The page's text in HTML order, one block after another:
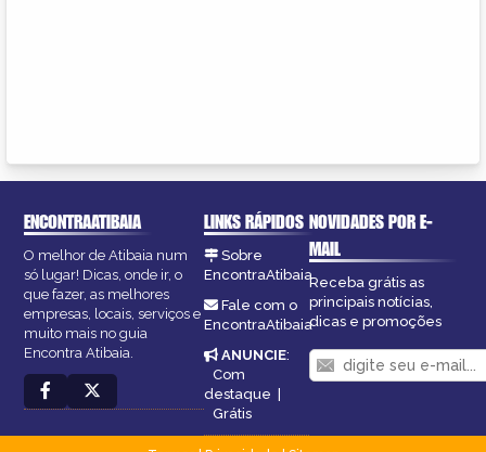
ENCONTRAATIBAIA
O melhor de Atibaia num
só lugar! Dicas, onde ir, o
que fazer, as melhores
empresas, locais, serviços e
muito mais no guia
Encontra Atibaia.
LINKS RÁPIDOS
Sobre
EncontraAtibaia
Fale com o
EncontraAtibaia
ANUNCIE:
Com
destaque |
Grátis
NOVIDADES POR E-
MAIL
Receba grátis as
principais notícias,
dicas e promoções